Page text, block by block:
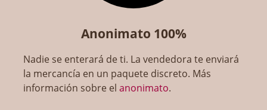
Anonimato 100%
Nadie se enterará de ti. La vendedora te enviará
la mercancía en un paquete discreto. Más
información sobre elanonimato.